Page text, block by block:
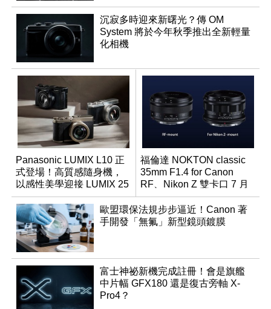
沉寂多時迎來新曙光？傳 OM
System 將於今年秋季推出全新輕量
化相機
Panasonic LUMIX L10 正
式登場！高質感隨身機，
以感性美學迎接 LUMIX 25
週年
福倫達 NOKTON classic
35mm F1.4 for Canon
RF、Nikon Z 雙卡口 7 月
同步登台
歐盟環保法規步步逼近！Canon 著
手開發「無氟」新型鏡頭鍍膜
富士神祕新機完成註冊！會是旗艦
中片幅 GFX180 還是復古旁軸 X-
Pro4？